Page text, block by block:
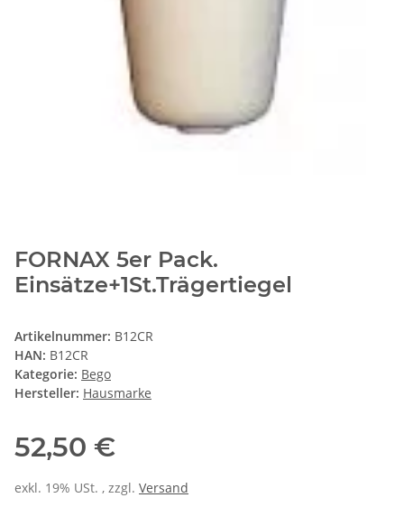
FORNAX 5er Pack.
Einsätze+1St.Trägertiegel
Artikelnummer: B12CR
HAN: B12CR
Kategorie: Bego
Hersteller: Hausmarke
52,50 €
exkl. 19% USt. , zzgl. Versand